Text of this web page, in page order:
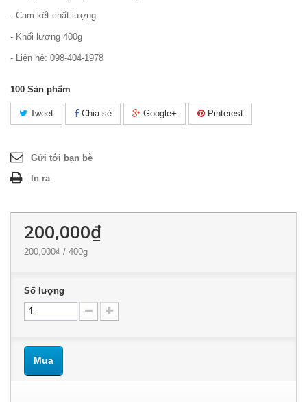
- Cam kết chất lượng
- Khối lượng 400g
- Liên hệ: 098-404-1978
100 Sản phẩm
Tweet Chia sẻ Google+ Pinterest
Gửi tới bạn bè
In ra
200,000₫
200,000₫ / 400g
Số lượng
Mua